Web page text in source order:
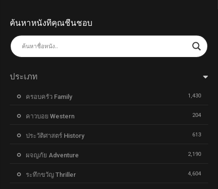
ค้นหาหนังที่คุณชื่นชอบ
ประเภท
ครอบครัว Family 1,430
คาวบอย Western 204
ประวัติศาสตร์ History 613
ผจญภัย Adventure 2,190
ระทึกขวัญ Thriller 4,604